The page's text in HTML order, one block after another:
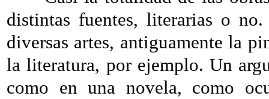
distintas fuentes, literarias o
diversas artes, antiguamente la
la literatura, por ejemplo. Un
como en una novela, como